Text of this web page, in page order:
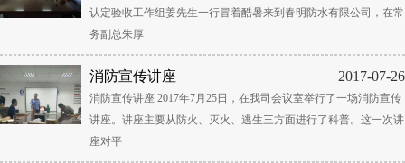
认定验收工作组姜先生一行冒着酷暑来到春明防水有限公司，在常
务副总朱厚
消防宣传讲座 2017-07-26
消防宣传讲座 2017年7月25日，在我司会议室举行了一场消防宣传
讲座。讲座主要从防火、灭火、逃生三方面进行了科普。这一次讲
座对平